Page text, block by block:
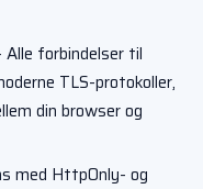
forbindelser til
TLS-protokoller,
din browser og
med HttpOnly- og